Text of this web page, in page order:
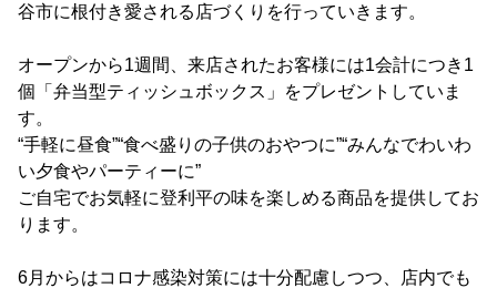
谷市に根付き愛される店づくりを行っていきます。
オープンから1週間、来店されたお客様には1会計につき1
個「弁当型ティッシュボックス」をプレゼントしていま
す。
“手軽に昼食”“食べ盛りの子供のおやつに”“みんなでわいわ
い夕食やパーティーに”
ご自宅でお気軽に登利平の味を楽しめる商品を提供してお
ります。
6月からはコロナ感染対策には十分配慮しつつ、店内でも